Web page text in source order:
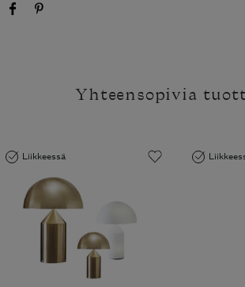
Yhteensopivia
Liikkeessä